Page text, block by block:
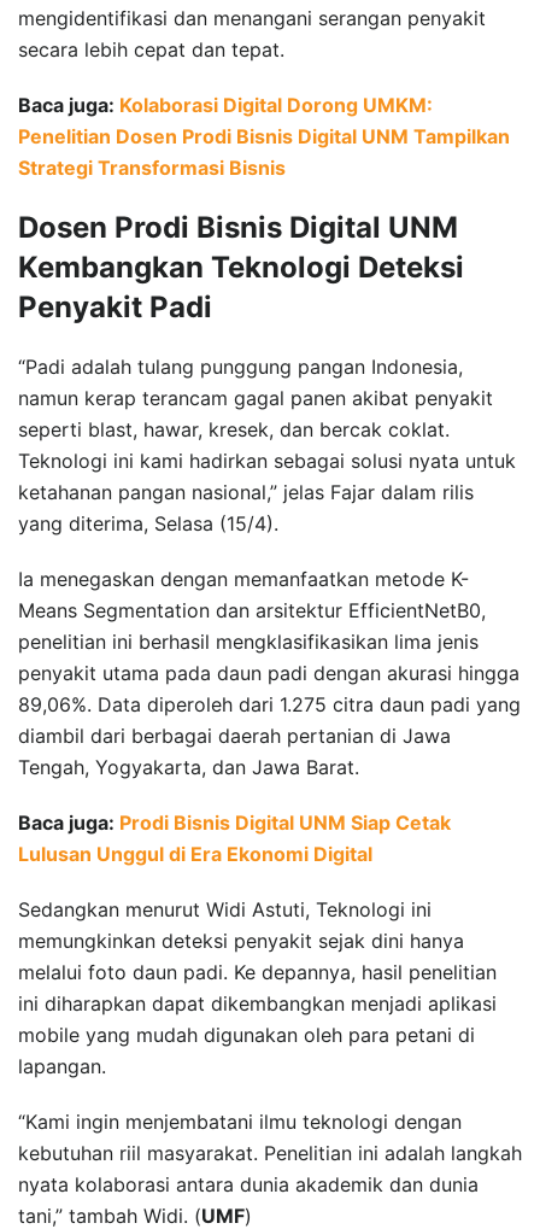
mengidentifikasi dan menangani serangan penyakit
secara lebih cepat dan tepat.
Baca juga: Kolaborasi Digital Dorong UMKM:
Penelitian Dosen Prodi Bisnis Digital UNM Tampilkan
Strategi Transformasi Bisnis
Dosen Prodi Bisnis Digital UNM
Kembangkan Teknologi Deteksi
Penyakit Padi
“Padi adalah tulang punggung pangan Indonesia,
namun kerap terancam gagal panen akibat penyakit
seperti blast, hawar, kresek, dan bercak coklat.
Teknologi ini kami hadirkan sebagai solusi nyata untuk
ketahanan pangan nasional,” jelas Fajar dalam rilis
yang diterima, Selasa (15/4).
Ia menegaskan dengan memanfaatkan metode K-
Means Segmentation dan arsitektur EfficientNetB0,
penelitian ini berhasil mengklasifikasikan lima jenis
penyakit utama pada daun padi dengan akurasi hingga
89,06%. Data diperoleh dari 1.275 citra daun padi yang
diambil dari berbagai daerah pertanian di Jawa
Tengah, Yogyakarta, dan Jawa Barat.
Baca juga: Prodi Bisnis Digital UNM Siap Cetak
Lulusan Unggul di Era Ekonomi Digital
Sedangkan menurut Widi Astuti, Teknologi ini
memungkinkan deteksi penyakit sejak dini hanya
melalui foto daun padi. Ke depannya, hasil penelitian
ini diharapkan dapat dikembangkan menjadi aplikasi
mobile yang mudah digunakan oleh para petani di
lapangan.
“Kami ingin menjembatani ilmu teknologi dengan
kebutuhan riil masyarakat. Penelitian ini adalah langkah
nyata kolaborasi antara dunia akademik dan dunia
tani,” tambah Widi. (UMF)